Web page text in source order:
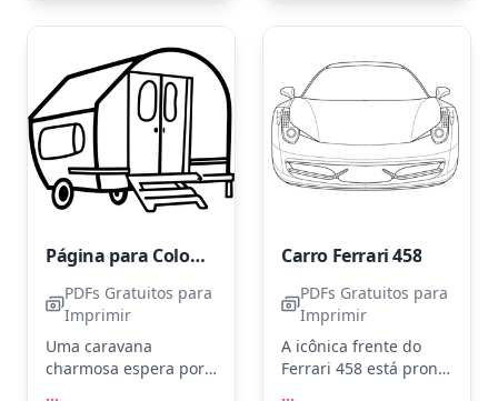
lápis metálicos para
sofisticado aos
detalhes cromados.
Página para Colorir de Caravana para Imprimir
PDFs Gratuitos para
Imprimir
Uma caravana
charmosa espera por
...
Carro Ferrari 458
PDFs Gratuitos para
Imprimir
A icônica frente do
Ferrari 458 está pronta
...